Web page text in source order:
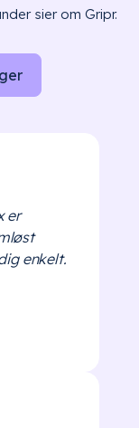
sier om Gripr.
er
enkelt.